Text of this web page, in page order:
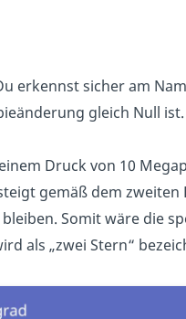
erkennst sicher am
gleich Null
Druck von 10
gemäß dem
Somit wäre die
als „zwei Stern“